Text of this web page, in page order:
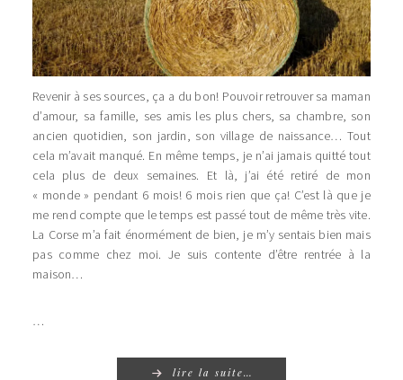
Revenir à ses sources, ça a du bon! Pouvoir retrouver sa maman
d’amour, sa famille, ses amis les plus chers, sa chambre, son
ancien quotidien, son jardin, son village de naissance… Tout
cela m’avait manqué. En même temps, je n’ai jamais quitté tout
cela plus de deux semaines. Et là, j’ai été retiré de mon
« monde » pendant 6 mois! 6 mois rien que ça! C’est là que je
me rend compte que le temps est passé tout de même très vite.
La Corse m’a fait énormément de bien, je m’y sentais bien mais
pas comme chez moi. Je suis contente d’être rentrée à la
maison…
…
lire la suite…